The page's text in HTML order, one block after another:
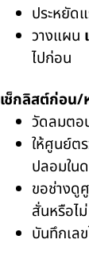
ประหยัด
วางแผน
ไปก่อน
เช็กลิสต์ก่อน/
วัดลมตอ
ให้ศูนย์ต
ปลอมใน
ขอช่างดู
สั่นหรือไม่
บันทึกเล